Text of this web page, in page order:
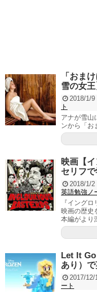
「おま
雪の女王
2018/1/9
ト
アナが雪山
ンから「お
映画【
セリフ
2018/1/2
英語勉強ノ
『イング
映画の歴史
本編がより
Let It
あり）
2017/12/
ート